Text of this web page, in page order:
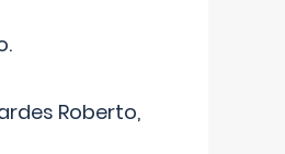
Roberto,